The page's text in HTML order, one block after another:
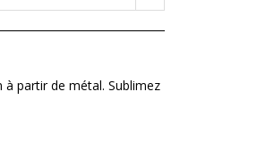
partir de métal. Sublimez